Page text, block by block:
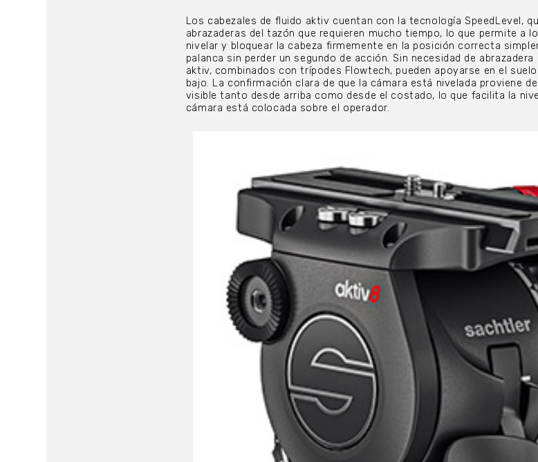
Los cabezales de fluido aktiv cuentan con la tecnología SpeedLevel,
abrazaderas del tazón que requieren mucho tiempo, lo que permite a
nivelar y bloquear la cabeza firmemente en la posición correcta
palanca sin perder un segundo de acción. Sin necesidad de
aktiv, combinados con trípodes Flowtech, pueden apoyarse en el
bajo. La confirmación clara de que la cámara está nivelada proviene
visible tanto desde arriba como desde el costado, lo que facilita la
cámara está colocada sobre el operador.